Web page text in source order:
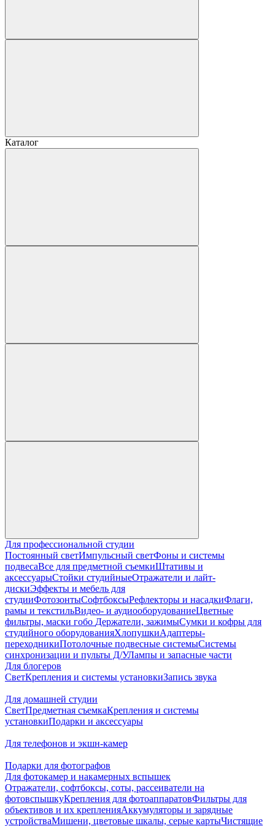
Каталог
Для профессиональной студии
Постоянный светИмпульсный светФоны и системы
подвесаВсе для предметной съемкиШтативы и
аксессуарыСтойки студийныеОтражатели и лайт-
дискиЭффекты и мебель для
студииФотозонтыСофтбоксыРефлекторы и насадкиФлаги,
рамы и текстильВидео- и аудиооборудованиеЦветные
фильтры, маски гобо Держатели, зажимыСумки и кофры для
студийного оборудованияХлопушкиАдаптеры-
переходникиПотолочные подвесные системыСистемы
синхронизации и пульты Д/УЛампы и запасные части
Для блогеров
СветКрепления и системы установкиЗапись звука
Для домашней студии
СветПредметная съемкаКрепления и системы
установкиПодарки и аксессуары
Для телефонов и экшн-камер
Подарки для фотографов
Для фотокамер и накамерных вспышек
Отражатели, софтбоксы, соты, рассеиватели на
фотовспышкуКрепления для фотоаппаратовФильтры для
объективов и их крепленияАккумуляторы и зарядные
устройстваМишени, цветовые шкалы, серые картыЧистящие